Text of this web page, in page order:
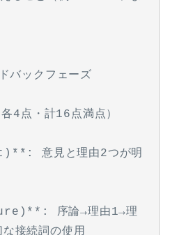
ックフェーズ
点・計16点満点）
意見と理由2つが明
序論→理由1→理
接続詞の使用